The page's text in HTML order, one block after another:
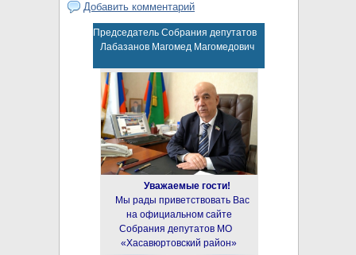
Добавить комментарий
Председатель Собрания депутатов
Лабазанов Магомед Магомедович
Уважаемые гости!
Мы рады приветствовать Вас
на официальном сайте
Собрания депутатов МО
«Хасавюртовский район»